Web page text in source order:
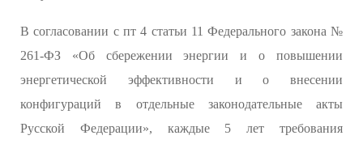
В согласовании с пт 4 статьи 11 Федерального закона №
261-ФЗ «Об сбережении энергии и о повышении
энергетической эффективности и о внесении
конфигураций в отдельные законодательные акты
Русской Федерации», каждые 5 лет требования